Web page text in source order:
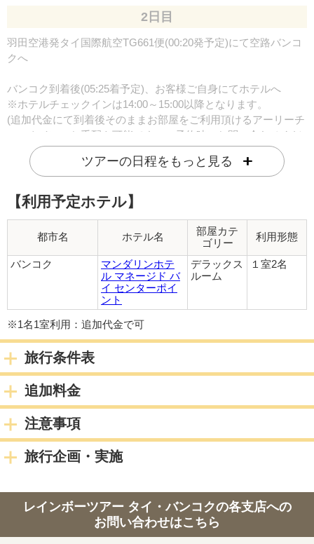
2日目
羽田空港発タイ国際航空TG661便(00:20発予定)にて空路バンコ
クへ
バンコク到着後(05:25着予定)、お客様ご自身にてホテルへ
※ホテルチェックインは14:00～15:00以降となります。
(追加代金にて到着後そのままお部屋をご利用頂けるアーリーチ
ェックインのお手配も可能です、ご予約時にお問い合わせくだ
さい。)
[追加代金] 10,000円/2名様以上参加の1名様あたり（1名参加の
場合は倍額）
他のお客様と一緒になることはなく、お客様だけの専用車でホ
テルまでご案内致します。
お申し込みご希望の方は、ご予約時にお申し出ください。
※ドライバーのみとなり日本語ガイドはつきません。チェック
イン・チェックアウトの手続きはお客様ご自身で行って頂きま
※1名様あたりスーツケース1つまでとなりますので、ゴルフバ
ッグや追加のお荷物がある場合は必ず事前にお知らせくださ
い。追加代金が発生する場合がございます。
宿泊都市 バンコク
朝：ホテルにて朝食
宿泊都市 バンコク
4日目
ツアーの日程をもっと見る
【利用予定ホテル】
都市名 ホテル名
部屋カテ
ゴリー
利用形態
バンコク
マンダリンホテ
ル マネージド バ
イ センターポイ
ント
デラックス
ルーム
１室2名
※1名1室利用：追加代金で可
旅行条件表
追加料金
注意事項
旅行企画・実施
レインボーツアー タイ・バンコクの各支店への
お問い合わせはこちら